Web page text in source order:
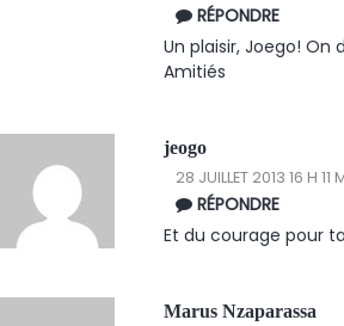
RÉPONDRE
Un plaisir, Joego!
Amitiés
jeogo
28 JUILLET 2013 16 H 11
RÉPONDRE
Et du courage pour
Marus Nzaparassa